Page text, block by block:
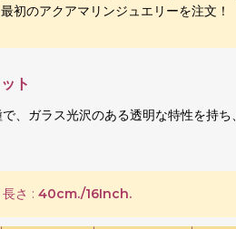
初のアクアマリンジュエリーを注文！
ト
、ガラス光沢のある透明な特性を持
長さ : 40cm./16Inch.